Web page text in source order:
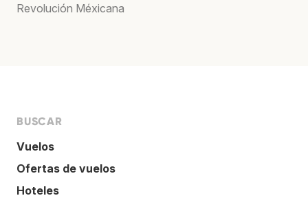
Revolución Méxicana
BUSCAR
Vuelos
Ofertas de vuelos
Hoteles